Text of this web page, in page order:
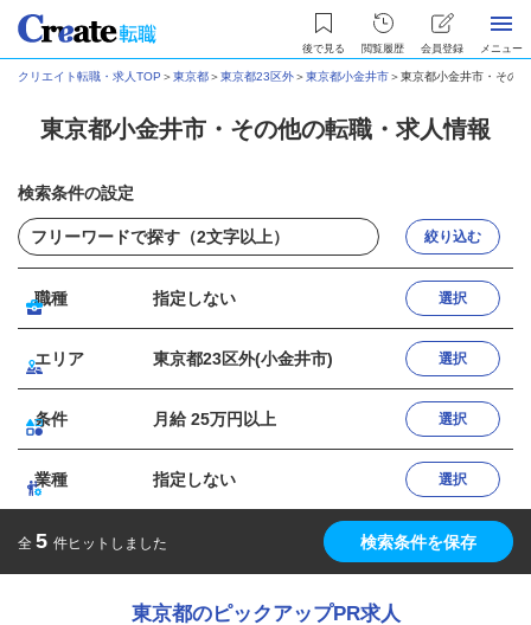
後で見る 閲覧履歴 会員登録 メニュー
クリエイト転職・求人TOP ＞東京都＞東京都23区外＞東京都小金井市＞東京都小金井市・その
東京都小金井市・その他の転職・求人情報
検索条件の設定
絞り込む
職種 指定しない 選択
エリア 東京都23区外(小金井市) 選択
条件 月給 25万円以上 選択
業種 指定しない 選択
全 5 件ヒットしました 検索条件を保存
東京都のピックアップPR求人